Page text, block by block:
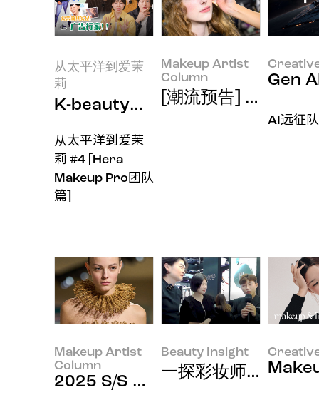
从太平洋到爱茉
莉
K-beauty的历史？从我们这里开
从太平洋到爱茉
莉 #4 [Hera
Makeup Pro团队
篇]
Makeup Artist
Column
[潮流预告] 2025 F/
Gen
AI远征
Makeup Artist
Column
2025 S/S Haute Couture
Beauty Insight
一探彩妆师泰国出